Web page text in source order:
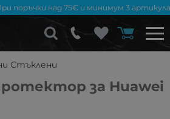
поръчки над 75€ и минимум 3
Стъклени
за Huawei